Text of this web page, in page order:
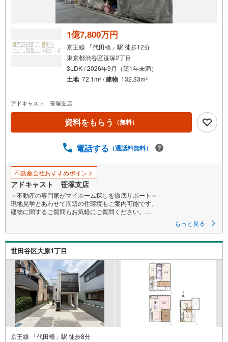
1億7,800万円
京王線 「代田橋」駅 徒歩12分
東京都渋谷区笹塚2丁目
3LDK / 2026年9月（築1年未満）
土地 72.1m2 /建物 132.33m2
アドキャスト 笹塚支店
資料をもらう （無料）
電話する （通話料無料）
不動産会社おすすめポイント
アドキャスト 笹塚支店
～不動産の専門家がマイホーム探しを徹底サポート～
現地見学とあわせて周辺の住環境もご案内可能です。
建物に関するご質問もお気軽にご質問ください。
【営業時間9:00～19:00】
物件見学、ローン相談、その他些細なことでもご相談ください
〇気軽にご案内やご来店できるポイント〇
【1】キッズルームあり。お子様にはおもちゃ、絵本などのご用意をしてい
ますので、お子様連れでもお気軽にご来店ください。
【2】ご条件に近い物件も合わせてご紹介をさせて頂きます。近隣物件やご
希望に合わせてその他の物件もご用意をさせて頂きます。
【3】ご連絡の方法は、お客様のご希望に合わせてショートメールやLINEで
のやり取りも大丈夫です。
もっと見る
世田谷区大原1丁目
京王線 「代田橋」駅 徒歩8分